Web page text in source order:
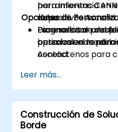
para inferencia en
nube.
Diagnosticar
optimizar el
Ascend.
herramientas
dispositivos Ascend.
Escenarios de
basados en
Opciones de
Para solicitar una
personalizada
contáctenos para
Leer más...
Construcción de
Borde